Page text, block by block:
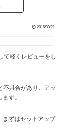
2016/03/22
て軽くレビューをし
不具合があり、アッ
す。
まずはセットアップ